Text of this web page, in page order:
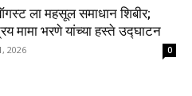
ला महसूल समाधान शिबीर;
मामा भरणे यांच्या हस्ते उद्घाटन
2026 0